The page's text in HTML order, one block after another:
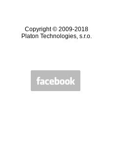
Copyright © 2009-2018
Platon Technologies, s.r.o.